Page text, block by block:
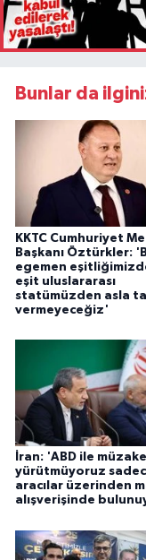
Bunlar da
KKTC Cumhuriyet
Başkanı Öztürkler:
egemen
eşit uluslararası
statümüzden asla
vermeyeceğiz'
İran: 'ABD ile
yürütmüyoruz
aracılar üzerinden
alışverişinde